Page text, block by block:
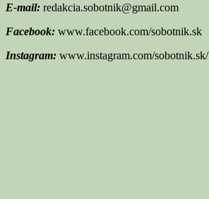
E-mail: redakcia.sobotnik@gmail.com
Facebook: www.facebook.com/sobotnik.sk
Instagram: www.instagram.com/sobotnik.sk/